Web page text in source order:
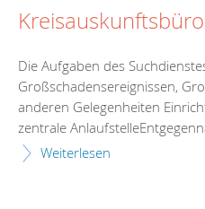
Kreisauskunftsbüro
Die Aufgaben des
Großschadensereignissen,
anderen Gelegenheiten
zentrale
Weiterlesen